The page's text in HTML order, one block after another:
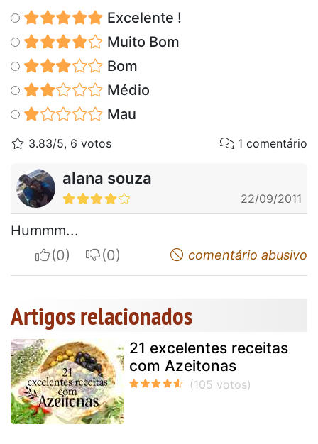
Excelente !
Muito Bom
Bom
Médio
Mau
3.83/5, 6 votos 1 comentário
alana souza
22/09/2011
Hummm...
I apreciateI do not appreciatecomentário abusivo
Artigos relacionados
21 excelentes receitas
com Azeitonas